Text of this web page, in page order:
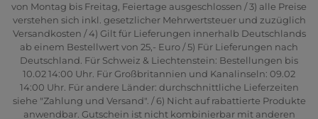
von Montag bis Freitag, Feiertage ausgeschlossen / 3) alle Preise
verstehen sich inkl. gesetzlicher Mehrwertsteuer und zuzüglich
Versandkosten / 4) Gilt für Lieferungen innerhalb Deutschlands
ab einem Bestellwert von 25,- Euro / 5) Für Lieferungen nach
Deutschland. Für Schweiz & Liechtenstein: Bestellungen bis
10.02 14:00 Uhr. Für Großbritannien und Kanalinseln: 09.02
14:00 Uhr. Für andere Länder: durchschnittliche Lieferzeiten
siehe "Zahlung und Versand". / 6) Nicht auf rabattierte Produkte
anwendbar. Gutschein ist nicht kombinierbar mit anderen